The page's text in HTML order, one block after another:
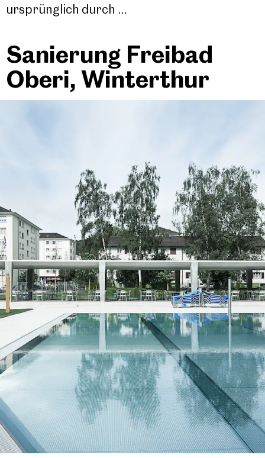
ursprünglich durch …
Sanierung Freibad
Oberi, Winterthur